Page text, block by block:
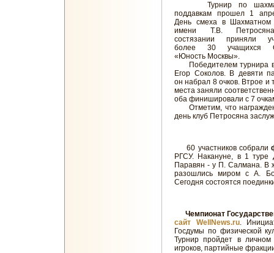
Турнир по
поддавкам прошел 1
День смеха в Шахматном
имени Т.В.
состязании приняли
более 30 учащихся
«Юность Москвы».
Победителем турнира
Егор Соколов. В девяти
он набрал 8 очков. Втрое и
места заняли
оба финишировали с 7
Отметим, что
день клуб Петросяна
60 участников собрали
РГСУ. Накануне, в 1 туре
Паравян - у П. Салмана. В
разошлись миром с А.
Сегодня состоятся
Чемпионат
сайт WellNews.ru.
Госдумы по физической
Турнир пройдет в личном
игроков, партийные